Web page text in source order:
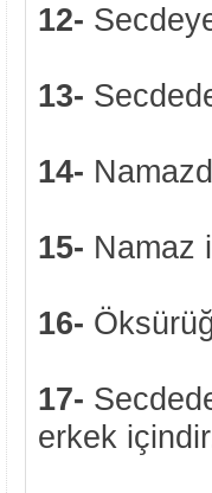
12-
13-
14-
15- Namaz
16-
17-
erkek